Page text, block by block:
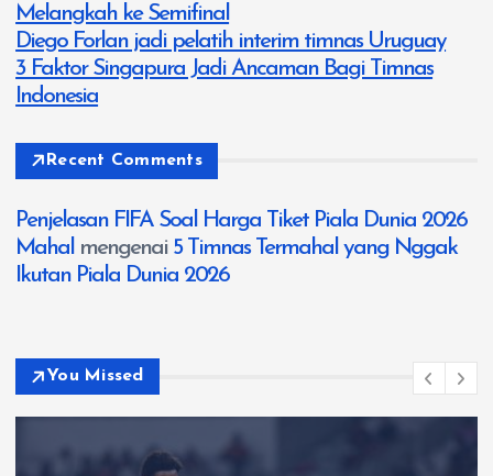
Melangkah ke Semifinal
Diego Forlan jadi pelatih interim timnas Uruguay
3 Faktor Singapura Jadi Ancaman Bagi Timnas
Indonesia
Recent Comments
Penjelasan FIFA Soal Harga Tiket Piala Dunia 2026
Mahal mengenai 5 Timnas Termahal yang Nggak
Ikutan Piala Dunia 2026
You Missed